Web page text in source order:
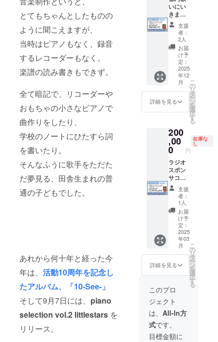
とてもちゃんとしたものの
ように聞こえますが、
当時はピアノもなく、録音
するレコーダーもなく。
楽譜の読み書きもできず。
全て暗記で、リコーダーや
おもちゃの小さなピアノで
曲作りをしたり、
学校のノートにひたすら詞
を書いたり。
そんなふうに歌手をただた
だ夢見る、田舎生まれの普
通の子どもでした。
あれから何十年と経った今
年は、 活動10周年を記念し
たアルバム、「10-See-」
そして9月7日には、 piano
selection vol.2 littlestars を
リリース。
横浜駅
徒歩５
分 東急
線・み
なとみ
らい線
横浜駅
徒歩５
分 相鉄
線横浜
駅徒歩
３分 市
鉄ブ
ルーラ
歩３分
三月十
五日夜
11th 記
念ライ
ブ詳細
2025.3.
15(土)1
9:15開
19:40開
YOKOH
AMA
MINTH
区南幸
2-1-22
相鉄
ル3F JR
横浜駅
徒歩５
分 東急
線・み
なとみ
らい線
横浜駅
徒歩５
分 相鉄
線横浜
駅徒歩
営地下
鉄ブ
イン横
浜駅徒
歩３分
につい
ては、
税込3万
円まで
補助い
たしま
す。
MOAと
スタッ
フなど
の交通
泊費は
含まれ
で、別
途でご
請求に
とはご
ざいま
せん。
お一人
でも可
です
が、お
友達や
他の
ファン
の方も
一緒に
大丈夫
です。
8〜13曲
ほどの
ライブ
になり
セット
リスト
にてお
届け。
ジャ
ケット
画像は
2025年
3月に
メッ
セージ
にてお
届け予
プロの
編曲家
好きな
もあオ
リジナ
を、編
曲し音
源化、
アルバ
ムに収
録いた
しま
す。
2024年
11月末
までに
どの曲
かご連
絡くだ
せ。 ▲
他の楽
曲との
兼ね合
るの
で、黒
11th ラ
イブ 非
売品限
定オリ
ジナル
もあ
グッズ
（記念
フォト
ブッ
ク、オ
リジナ
ルタオ
載して
も良い
名前
を、備
考欄で
お知ら
せくだ
さい。
※黒いお
もひ
で、白
いおも
ひでア
ルバム
ともあ
もあポ
スト
カード
場にて
渡しと
なりま
す。 ※
お礼動
画は
にてお
届け。
バムに
ネーム
記さい
（黒白
両方) ・
三月十
五日夜
11th 記
念ライ
ブ 配信
チケッ
ト（配
信に入
れる
URL
メッ
セージ
でおし
らせ）
・内田
もあ
11th オ
リジナ
ルパン
フレッ
ト ・
11th ラ
イブ 非
売品限
定オリ
ジナル
もあ
グッズ
（記念
フォト
ブッ
ク、オ
リジナ
ルタオ
ル） ・
11thラ
イブ
別フォ
トボー
ド ・
「黒い
おもひ
で」と
「白い
おもひ
で」ア
ルバム
・もあ
もあポ
スト
カード
・アル
ネーム
記さい
（黒白
両方）
・もあ
からの
心を込
めたお
礼動画
(YouTub
e限定
urlを
メッ
セージ
にてお
知ら
せ） ※
アルバ
ムとパ
ンフ
レット
に記載
しても
良い名
前を、
備考欄
でお知
いにい
きます
コース
・内田
もあ
11th パ
ンフ
レット
にネー
ム記載
・「黒
いおも
ひで」
と「白
いおも
アルバ
ム ・ も
あもあ
ポスト
カード
・ アル
バムに
ネーム
記さい
（黒白
両方）
・もあ
からの
心を込
めたお
礼動画
（YouT
ube限定
urlを
メッ
セージ
にてお
知ら
せ） ・
都内ま
たは都
内近郊
支援
者：
2人
お届
け予
定：
2025
年12
月
詳細を見る
こ
の
リ
タ
ー
ン
を
選
択
す
る
200
,00
0 円
在庫な
し
ラジオ
スポン
サコー
ス ・内
田もあ
11th パ
ンフ
レット
にネー
ム記載
・「黒
いおも
ひで」
と「白
いおも
ひで」
アルバ
ム ・ も
あもあ
ポスト
カード
・ アル
バムに
支援
者：
1人
お届
け予
定：
2025
年03
月
詳細を見る
こ
の
リ
タ
ー
ン
を
選
択
す
る
このプロ
ジェクト
は、 All-In方
式です。
目標金額に